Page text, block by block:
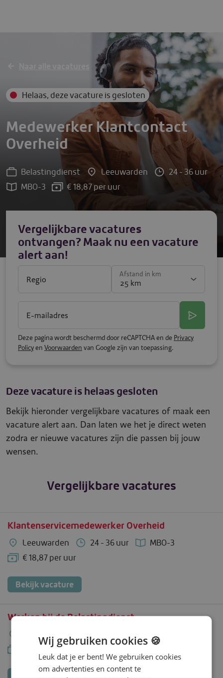
Helaas, deze vacature is gesloten
Medewerker Klantcontact
Overheid
Belastingdienst Leeuwarden
24 - 36 uur
MBO-3
€ 18,87 per uur
Deze vacature is helaas gesloten
Bekijk hieronder vergelijkbare vacatures of maak een
vacature alert aan. Dan laten we het je direct weten
zodra er nieuwe vacatures zijn die passen bij jouw
wensen.
Vergelijkbare vacatures
Klantenservicemedewerker Overheid
Leeuwarden 24 - 36 uur
MBO-3
€ 18,87 per uur
Bekijk vacature
Werken bij de Belastingdienst
Leeuwarden 24 - 36 uur
MBO-3
€ 18,87 per uur
Vergelijkbare vacatures
ontvangen? Maak nu een vacature
alert aan!
Regio
Afstand in km
E-mailadres
Deze pagina wordt beschermd door reCAPTCHA en de Privacy
Policyen Voorwaarden van Google zijn van toepassing.
Wij gebruiken cookies 🍪
Leuk dat je er bent! We gebruiken cookies
om advertenties en content te